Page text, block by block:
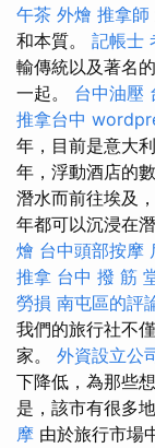
午茶 外燴 推拿師
和本質。 記帳士
輸傳統以及著名
一起。 台中油壓
推拿台中
年，目前是意大
年，浮動酒店的
潛水而前往埃及
年都可以沉浸在
燴 台中頭部按摩
推拿 台中 撥 筋
勞損 南屯區的評
我們的旅行社不
家。 外資設立公
下降低，為那些
是，該市有很多
摩 由於旅行市場